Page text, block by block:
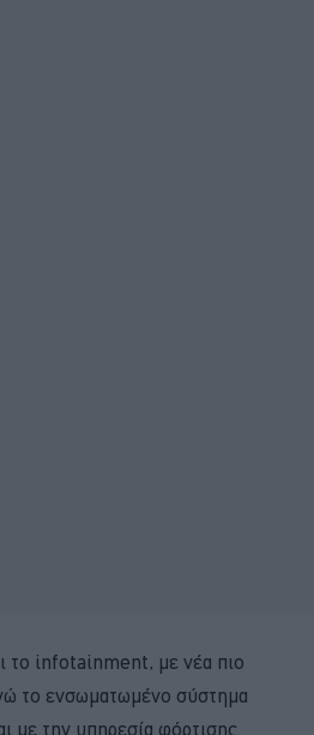
το infotainment, με νέα πιο
το ενσωματωμένο σύστημα
με την υπηρεσία φόρτισης